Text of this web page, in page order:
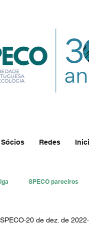
Sócios Redes
SPECO parceiros
#DivECO Imprensa
SPECO 20 de dez. de 2022